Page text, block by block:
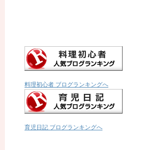
料理初心者 ブログランキングへ
育児日記 ブログランキングへ